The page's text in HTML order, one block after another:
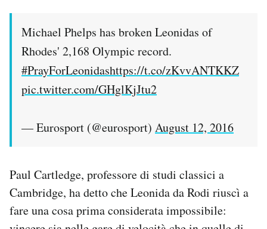
Michael Phelps has broken Leonidas of
Rhodes' 2,168 Olympic record.
#PrayForLeonidashttps://t.co/zKvvANTKKZ
pic.twitter.com/GHglKjJtu2
— Eurosport (@eurosport) August 12, 2016
Paul Cartledge, professore di studi classici a
Cambridge, ha detto che Leonida da Rodi riuscì a
fare una cosa prima considerata impossibile: